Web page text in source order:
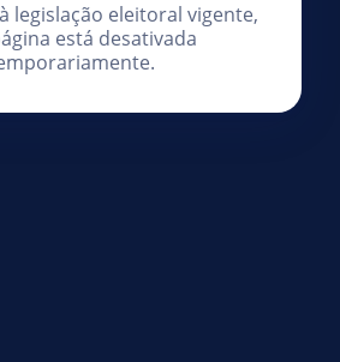
legislação eleitoral vigente,
está desativada